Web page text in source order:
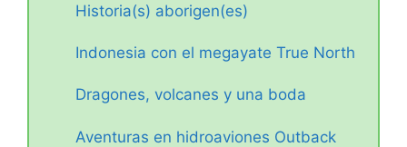
Historia(s) aborigen(es)
Indonesia con el megayate True North
Dragones, volcanes y una boda
Aventuras en hidroaviones Outback